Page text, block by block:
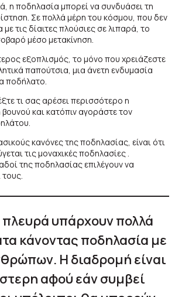
η ποδηλασία μπορεί να συνδυάσει τη
Σε πολλά μέρη του κόσμου, που δεν
τις δίαιτες πλούσιες σε λιπαρά, το
μέσο μετακίνηση.
εξοπλισμός, το μόνο που χρειάζεστε
παπούτσια, μια άνετη ενδυμασία
ποδήλατο.
τι σας αρέσει περισσότερο η
και κατόπιν αγοράστε τον
κανόνες της ποδηλασίας, είναι ότι
τις μοναχικές ποδηλασίες .
της ποδηλασίας επιλέγουν να
υπάρχουν πολλά
κάνοντας ποδηλασία με
Η διαδρομή είναι
αφού εάν συμβεί